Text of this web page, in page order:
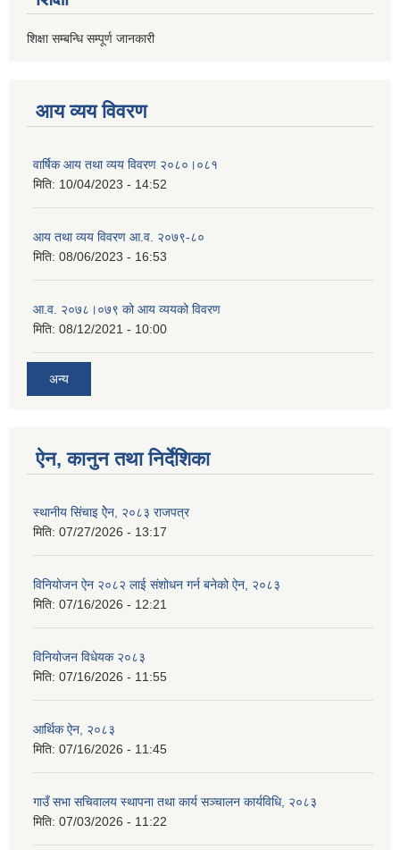
शिक्षा सम्बन्धि सम्पूर्ण जानकारी
आय व्यय विवरण
वार्षिक आय तथा व्यय विवरण २०८०।०८१
मिति: 10/04/2023 - 14:52
आय तथा व्यय विवरण आ.व. २०७९-८०
मिति: 08/06/2023 - 16:53
आ.व. २०७८।०७९ को आय व्ययको विवरण
मिति: 08/12/2021 - 10:00
अन्य
ऐन, कानुन तथा निर्देशिका
स्थानीय सिंचाइ ऐेन, २०८३ राजपत्र
मिति: 07/27/2026 - 13:17
विनियोजन ऐन २०८२ लाई संशोधन गर्न बनेको ऐन, २०८३
मिति: 07/16/2026 - 12:21
विनियोजन विधेयक २०८३
मिति: 07/16/2026 - 11:55
आर्थिक ऐन, २०८३
मिति: 07/16/2026 - 11:45
गाउँ सभा सचिवालय स्थापना तथा कार्य सञ्चालन कार्यविधि, २०८३
मिति: 07/03/2026 - 11:22